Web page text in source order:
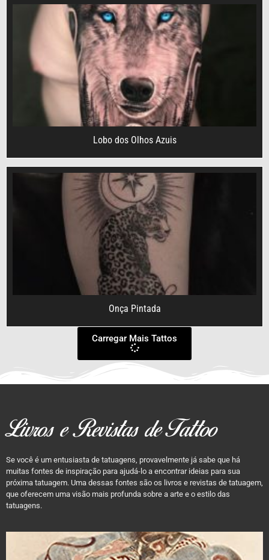
Lobo dos Olhos Azuis
Onça Pintada
Carregar Mais Tattos
Livros e Revistas de Tattoo
Se você é um entusiasta de tatuagens, provavelmente já sabe que há
muitas fontes de inspiração para ajudá-lo a encontrar ideias para sua
próxima tatuagem. Uma dessas fontes são os livros e revistas de tatuagem,
que oferecem uma visão mais profunda sobre a arte e o estilo das
tatuagens.